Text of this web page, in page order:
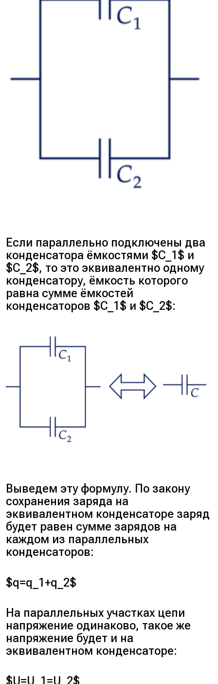
Если параллельно подключены два
конденсатора ёмкостями $C_1$ и
$C_2$, то это эквивалентно одному
конденсатору, ёмкость которого
равна сумме ёмкостей
конденсаторов $C_1$ и $C_2$:
Выведем эту формулу. По закону
сохранения заряда на
эквивалентном конденсаторе заряд
будет равен сумме зарядов на
каждом из параллельных
конденсаторов:
$q=q_1+q_2$
На параллельных участках цепи
напряжение одинаково, такое же
напряжение будет и на
эквивалентном конденсаторе:
$U=U_1=U_2$